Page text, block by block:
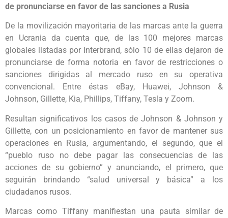
de pronunciarse en favor de las sanciones a Rusia
De la movilización mayoritaria de las marcas ante la guerra
en Ucrania da cuenta que, de las 100 mejores marcas
globales listadas por Interbrand, sólo 10 de ellas dejaron de
pronunciarse de forma notoria en favor de restricciones o
sanciones dirigidas al mercado ruso en su operativa
convencional. Entre éstas eBay, Huawei, Johnson &
Johnson, Gillette, Kia, Phillips, Tiffany, Tesla y Zoom.
Resultan significativos los casos de Johnson & Johnson y
Gillette, con un posicionamiento en favor de mantener sus
operaciones en Rusia, argumentando, el segundo, que el
“pueblo ruso no debe pagar las consecuencias de las
acciones de su gobierno” y anunciando, el primero, que
seguirán brindando “salud universal y básica” a los
ciudadanos rusos.
Marcas como Tiffany manifiestan una pauta similar de